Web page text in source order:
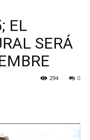
EL
SERÁ
0
294